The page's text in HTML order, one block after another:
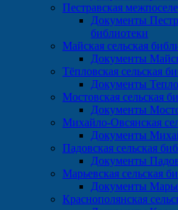
Пестравская
Документы
библиотеки
Майская сельская
Документы
Тёпловская сельская
Документы
Мостовская сельская
Документы
Михайло-Овсянская
Документы
Падовская сельская
Документы
Марьевская сельская
Документы
Краснополянская